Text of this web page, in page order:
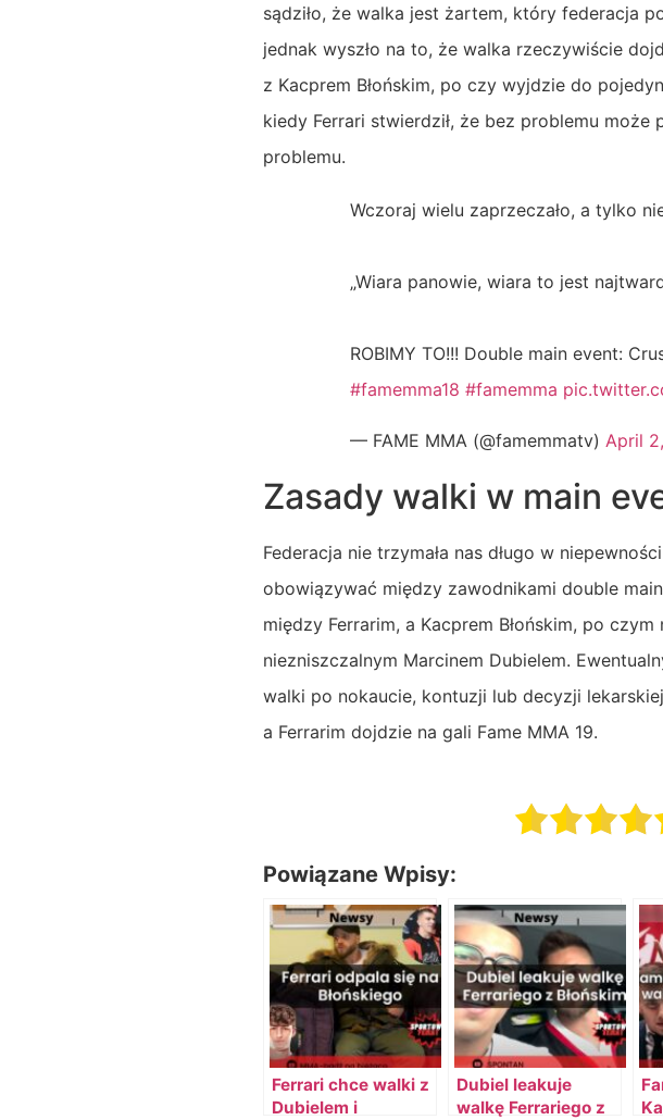
sądziło, że walka jest żartem, który federacja
jednak wyszło na to, że walka rzeczywiście
z Kacprem Błońskim, po czy wyjdzie do
kiedy Ferrari stwierdził, że bez problemu
problemu.
Wczoraj wielu zaprzeczało, a tylko
„Wiara panowie, wiara to jest
ROBIMY TO!!! Double main event:
#famemma18 #famemma
— FAME MMA (@famemmatv) April
Zasady walki w main
Federacja nie trzymała nas długo w
obowiązywać między zawodnikami double
między Ferrarim, a Kacprem Błońskim, po
niezniszczalnym Marcinem Dubielem.
walki po nokaucie, kontuzji lub decyzji
a Ferrarim dojdzie na gali Fame MMA 19.
Powiązane Wpisy:
Ferrari chce walki z
Dubielem i
Dubiel leakuje
walkę Ferrariego z